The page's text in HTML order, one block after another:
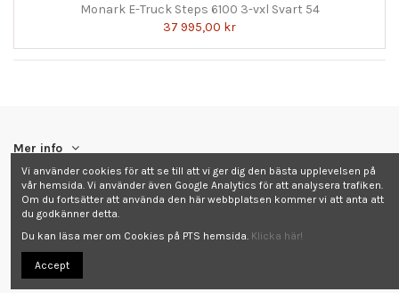
Monark E-Truck Steps 6100 3-vxl Svart 54
37 995,00 kr
Mer info
Kontakta oss
Follow us
Vi använder cookies för att se till att vi ger dig den bästa upplevelsen på
vår hemsida. Vi använder även Google Analytics för att analysera trafiken.
Om du fortsätter att använda den här webbplatsen kommer vi att anta att
du godkänner detta.
Du kan läsa mer om Cookies på PTS hemsida. Klicka här!
Accept